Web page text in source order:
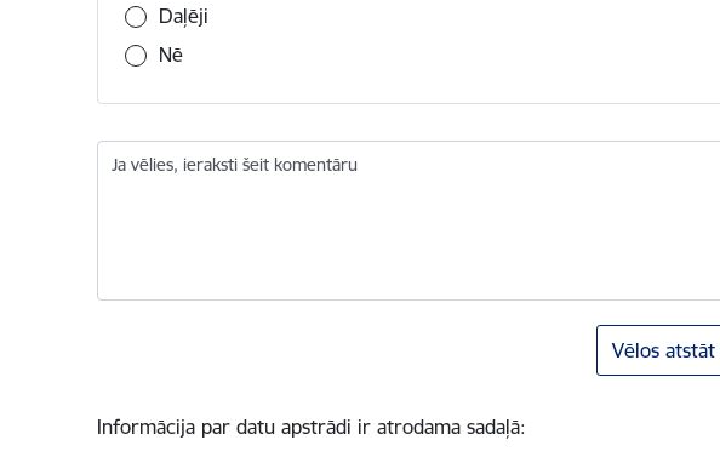
Daļēji
Nē
Ja vēlies, ieraksti šeit komentāru
Vēlos atstāt
Informācija par datu apstrādi ir atrodama sadaļā: